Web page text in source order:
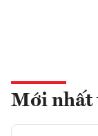
Mới nhất